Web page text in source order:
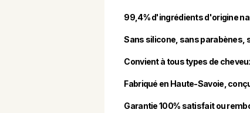
99,4% d'ingrédients d'origine
Sans silicone, sans parabènes,
Convient à tous types de
Fabriqué en Haute-Savoie,
Garantie 100% satisfait ou